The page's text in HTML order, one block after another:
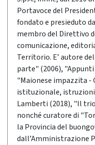
Portavoce del
fondato e presieduto
membro del Direttivo
comunicazione,
Territorio. E’ autore
parte" (2006),
"Maionese impazzita -
istituzionale,
Lamberti (2018), "Il
nonché curatore di
la Provincia del
dall’Amministrazione